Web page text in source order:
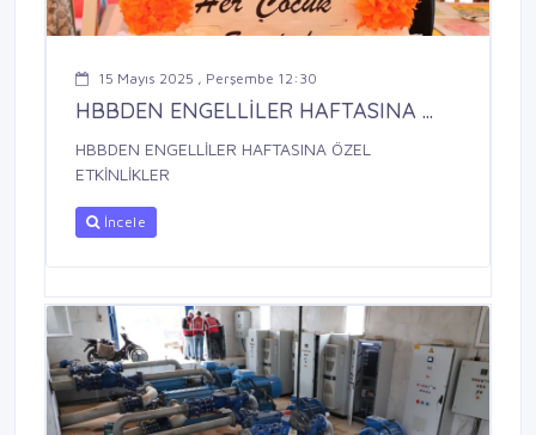
15 Mayıs 2025 , Perşembe 12:30
HBBDEN ENGELLİLER HAFTASINA ...
HBBDEN ENGELLİLER HAFTASINA ÖZEL
ETKİNLİKLER
İncele